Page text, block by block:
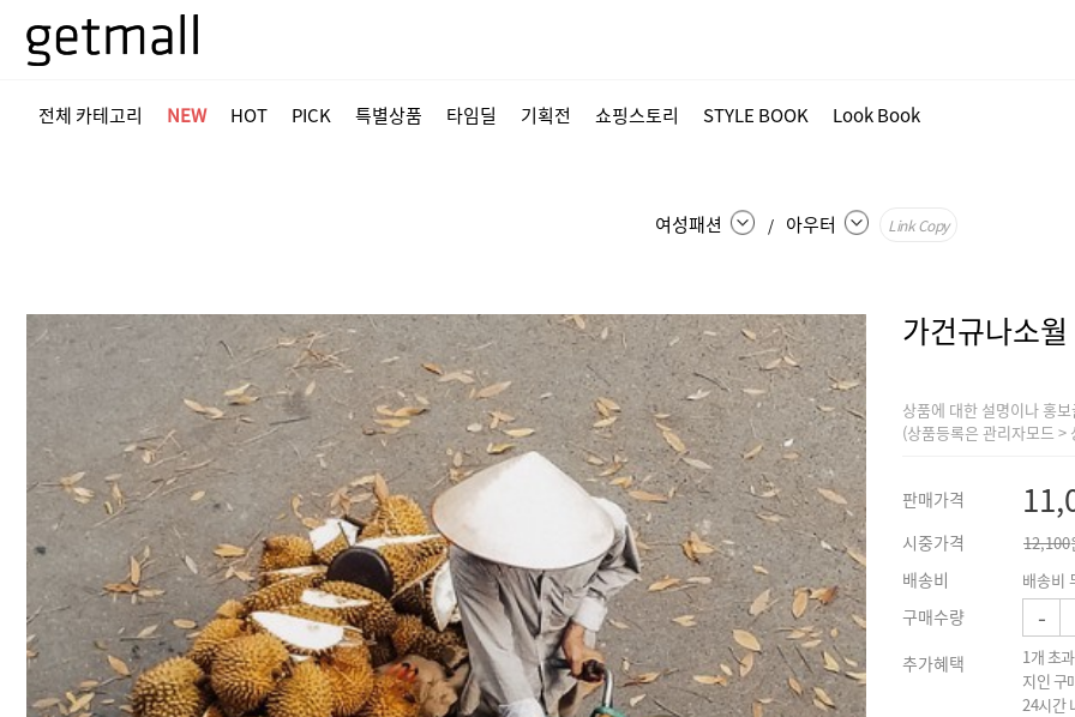
전체 카테고리 NEW HOT PICK 특별상품 타임딜 기획전 쇼핑스토리 STYLE BOOK Look Book
여성패션 / 아우터 Link Copy
가건규나소월
상품에 대한 설명이나 홍
(상품등록은 관리자모드
판매가격
시중가격 12,100
배송비 배송비
구매수량 -
추가혜택
1개 초
지인 구
24시간